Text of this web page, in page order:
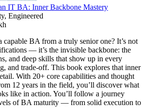
IT BA: Inner Backbone Mastery
Engineered
capable BA from a truly senior one? It’s not
— it’s the invisible backbone: the
and deep skills that show up in every
and trade-off. This book explores that inner
With 20+ core capabilities and thought
12 years in the field, you’ll discover what
like in action. You’ll follow a journey
of BA maturity — from solid execution to